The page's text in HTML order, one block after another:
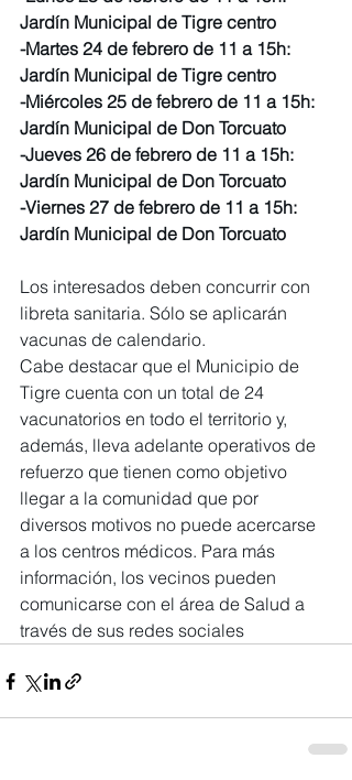
Jardín Municipal de Tigre centro
-Martes 24 de febrero de 11 a 15h:
Jardín Municipal de Tigre centro
-Miércoles 25 de febrero de 11 a 15h:
Jardín Municipal de Don Torcuato
-Jueves 26 de febrero de 11 a 15h:
Jardín Municipal de Don Torcuato
-Viernes 27 de febrero de 11 a 15h:
Jardín Municipal de Don Torcuato
Los interesados deben concurrir con
libreta sanitaria. Sólo se aplicarán
vacunas de calendario.
Cabe destacar que el Municipio de
Tigre cuenta con un total de 24
vacunatorios en todo el territorio y,
además, lleva adelante operativos de
refuerzo que tienen como objetivo
llegar a la comunidad que por
diversos motivos no puede acercarse
a los centros médicos. Para más
información, los vecinos pueden
comunicarse con el área de Salud a
través de sus redes sociales